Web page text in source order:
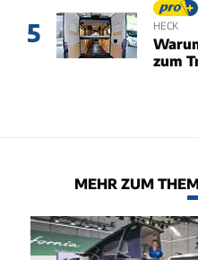
5
HECK
zum
MEHR ZUM